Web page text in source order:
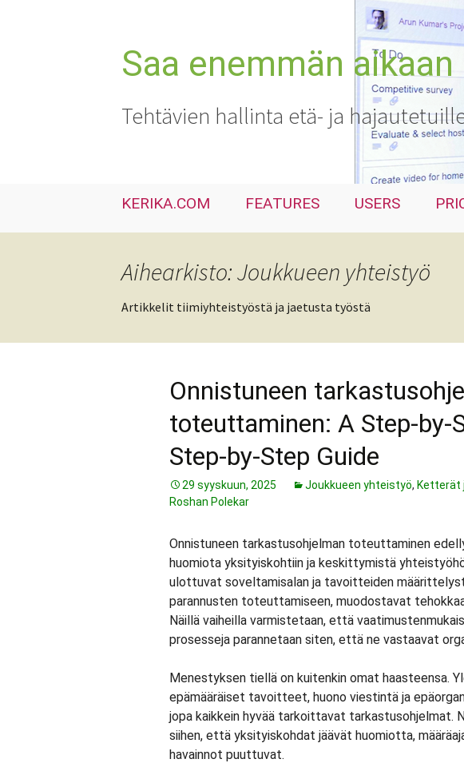
Saa enemmän
Tehtävien hallinta etä- ja
KERIKA.COM FEATURES USERS
Aihearkisto: Joukkueen yhteistyö
Artikkelit tiimiyhteistyöstä ja jaetusta työstä
Onnistuneen
toteuttaminen: A Step-by-
Step-by-Step Guide
29 syyskuun, 2025 Joukkueen yhteistyö, Ketterät
Roshan Polekar
Onnistuneen tarkastusohjelman toteuttaminen
huomiota yksityiskohtiin ja keskittymistä
ulottuvat soveltamisalan ja tavoitteiden
parannusten toteuttamiseen, muodostavat
Näillä vaiheilla varmistetaan, että
prosesseja parannetaan siten, että ne vastaavat
Menestyksen tiellä on kuitenkin omat haasteensa.
epämääräiset tavoitteet, huono viestintä ja
jopa kaikkein hyvää tarkoittavat tarkastusohjelmat.
siihen, että yksityiskohdat jäävät huomiotta,
havainnot puuttuvat.